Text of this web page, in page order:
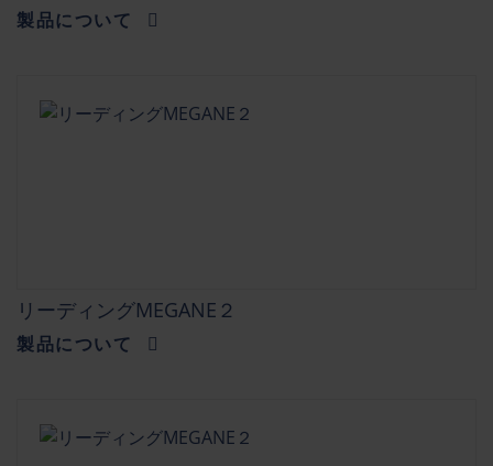
製品について
リーディングMEGANE２
製品について